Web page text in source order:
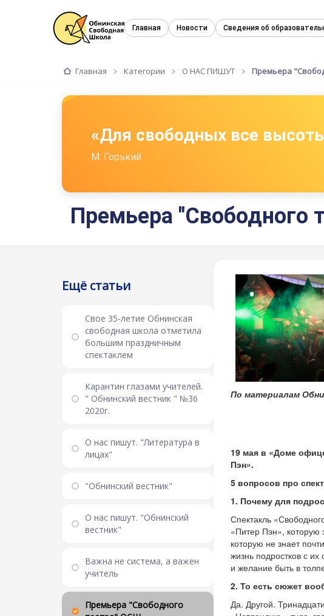
Главная Новости Сведения об
Главная Категории О НАС ПИШУТ Премьера
«Для свободных все
М. Горький
Премьера "Свободного
Ещё статьи
Свое 35-летие Обнинская
свободная школа отметила
большим праздничным
спектаклем
Карантин глазами учителей.
" Обнинский вестник " №36
2020г.
О нас пишут. "Литература в
лицах"
"Обнинский вестник"
О нас пишут. "Обнинский
вестник"
Важна не система, а важен
учитель
Премьера "Свободного
По материалам
19 мая в «Доме
Пэн».
5 вопросов про
1. Почему для
Спектакль
«Питер Пэн», которую
которую не знает
жизнь подростков с
и желание быть в
2. То есть сюжет
Да. Другой.